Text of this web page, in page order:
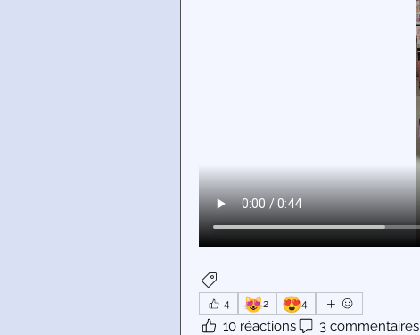
4
😻2 😍4
10 réactions 3 commentaires